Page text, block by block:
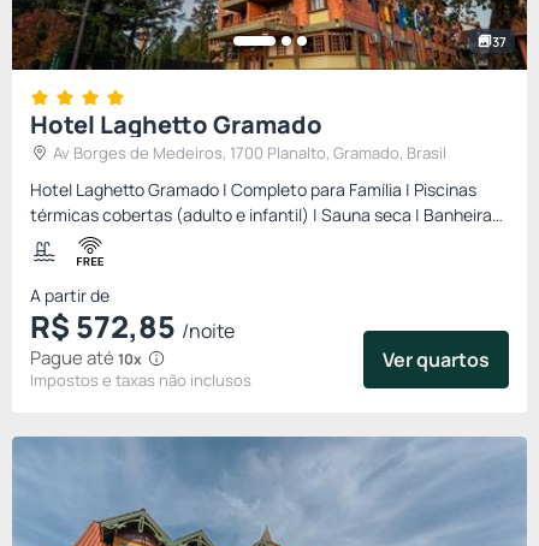
37
Hotel Laghetto Gramado
Av Borges de Medeiros, 1700 Planalto, Gramado, Brasil
Hotel Laghetto Gramado | Completo para Família | Piscinas
térmicas cobertas (adulto e infantil) | Sauna seca | Banheira
de spa | Deck externo com hidromassagem | Sala de jogos |
Fi...
A partir de
R$ 572,85 /noite
Impostos e taxas não inclusos
Pague até 10x Ver quartos